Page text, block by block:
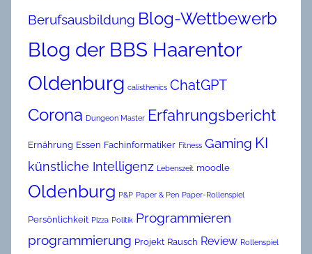
Berufsausbildung Blog-Wettbewerb
Blog der BBS Haarentor
Oldenburg calisthenics ChatGPT
Corona Dungeon Master Erfahrungsbericht
Ernährung Essen Fachinformatiker Fitness Gaming KI
künstliche Intelligenz Lebenszeit moodle
Oldenburg P&P Paper & Pen Paper-Rollenspiel
Persönlichkeit Pizza Politik Programmieren
programmierung Projekt Rausch Review Rollenspiel